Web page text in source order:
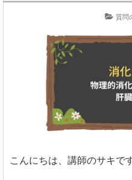
質問
こんにちは、講師のサキです